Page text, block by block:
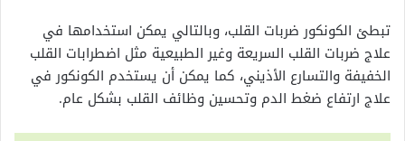
تبطئ الكونكور ضربات القلب، وبالتالي يمكن استخدامها في
علاج ضربات القلب السريعة وغير الطبيعية مثل اضطرابات القلب
الخفيفة والتسارع الأذيني، كما يمكن أن يستخدم الكونكور في
علاج ارتفاع ضغط الدم وتحسين وظائف القلب بشكل عام.